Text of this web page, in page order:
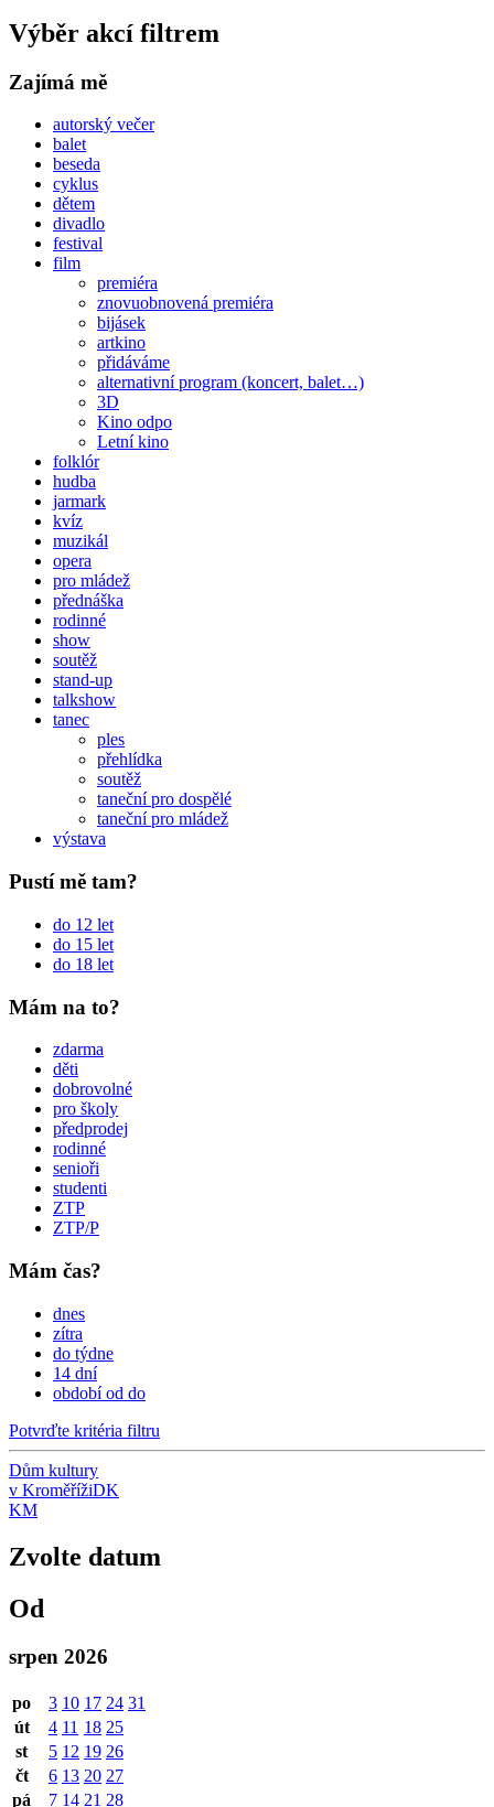
Výběr akcí filtrem
Zajímá mě
autorský večer
balet
beseda
cyklus
dětem
divadlo
festival
film
premiéra
znovuobnovená premiéra
bijásek
artkino
přidáváme
alternativní program (koncert, balet…)
3D
Kino odpo
Letní kino
folklór
hudba
jarmark
kvíz
muzikál
opera
pro mládež
přednáška
rodinné
show
soutěž
stand-up
talkshow
tanec
ples
přehlídka
soutěž
taneční pro dospělé
taneční pro mládež
výstava
Pustí mě tam?
do 12 let
do 15 let
do 18 let
Mám na to?
zdarma
děti
dobrovolné
pro školy
předprodej
rodinné
senioři
studenti
ZTP
ZTP/P
Mám čas?
dnes
zítra
do týdne
14 dní
období od do
Potvrďte kritéria filtru
Dům kultury
v KroměřížiDK
KM
Zvolte datum
Od
srpen 2026
po 3 10 17 24 31
út
4 11 18 25
st
5 12 19 26
čt
6 13 20 27
pá
7 14 21 28